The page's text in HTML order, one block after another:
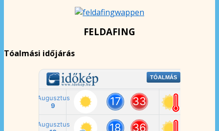
FELDAFING
Tóalmási időjárás